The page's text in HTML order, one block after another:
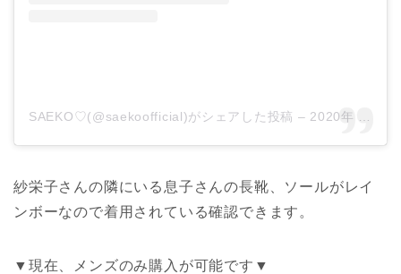
SAEKO♡(@saekoofficial)がシェアした投稿 – 2020年 8月月3日午前2時20分PDT
紗栄子さんの隣にいる息子さんの長靴、ソールがレイ
ンボーなので着用されている確認できます。
▼現在、メンズのみ購入が可能です▼